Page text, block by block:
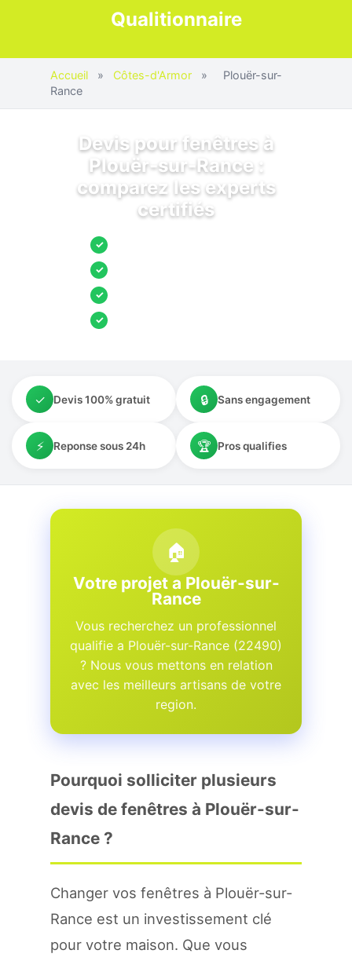
Qualitionnaire
Accueil » Côtes-d'Armor »
Plouër-sur-
Rance
Devis pour fenêtres à
Plouër-sur-Rance :
comparez les experts
certifiés
✓
✓
✓
✓
✓ Devis 100% gratuit 🔒 Sans engagement
⚡ Reponse sous 24h 🏆 Pros qualifies
🏠
Votre projet a Plouër-sur-
Rance
Vous recherchez un professionnel
qualifie a Plouër-sur-Rance (22490)
? Nous vous mettons en relation
avec les meilleurs artisans de votre
region.
Pourquoi solliciter plusieurs
devis de fenêtres à Plouër-sur-
Rance ?
Changer vos fenêtres à Plouër-sur-
Rance est un investissement clé
pour votre maison. Que vous